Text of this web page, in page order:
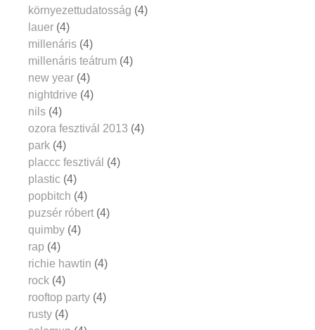
környezettudatosság (4)
lauer (4)
millenáris (4)
millenáris teátrum (4)
new year (4)
nightdrive (4)
nils (4)
ozora fesztivál 2013 (4)
park (4)
placcc fesztivál (4)
plastic (4)
popbitch (4)
puzsér róbert (4)
quimby (4)
rap (4)
richie hawtin (4)
rock (4)
rooftop party (4)
rusty (4)